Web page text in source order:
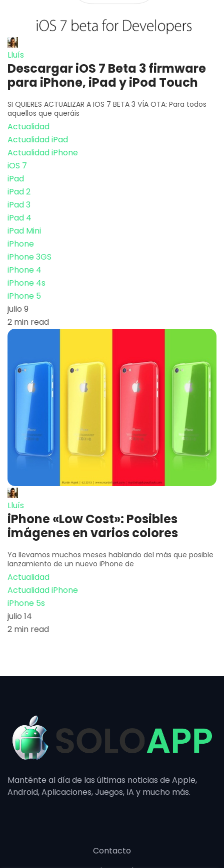
Lluís
Descargar iOS 7 Beta 3 firmware
para iPhone, iPad y iPod Touch
SI QUIERES ACTUALIZAR A IOS 7 BETA 3 VÍA OTA: Para todos
aquellos que queráis
Actualidad
Actualidad iPad
Actualidad iPhone
iOS 7
iPad
iPad 2
iPad 3
iPad 4
iPad Mini
iPhone
iPhone 3GS
iPhone 4
iPhone 4s
iPhone 5
julio 9
2 min read
Lluís
iPhone «Low Cost»: Posibles
imágenes en varios colores
Ya llevamos muchos meses hablando del más que posible
lanzamiento de un nuevo iPhone de
Actualidad
Actualidad iPhone
iPhone 5s
julio 14
2 min read
Manténte al día de las últimas noticias de Apple,
Android, Aplicaciones, Juegos, IA y mucho más.
Contacto